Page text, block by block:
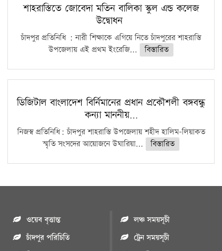
শাহরাস্তিতে জোবেদা মতিন বালিকা স্কুল এন্ড কলেজ
উদ্বোধন
চাঁদপুর প্রতিনিধি : নারী শিক্ষাকে এগিয়ে নিতে চাঁদপুরের শাহরাস্তি
উপজেলায় এই প্রথম ইংরেজি...
বিস্তারিত
ডিজিটাল বাংলাদেশ বির্নিমানের প্রধান প্রকৌশলী বঙ্গবন্ধু
কন্যা মাননীয়…
নিজস্ব প্রতিনিধি: চাঁদপুর শাহরাস্তি উপজেলায় শহীদ হালিম-লিয়াকত
স্মৃতি সংসদের আয়োজনে উঘারিয়া...
বিস্তারিত
ওয়েব বৃত্তান্ত
চাঁদপুর পরিচিতি
লঞ্চ সময়সূচী
ট্রেন সময়সূচী